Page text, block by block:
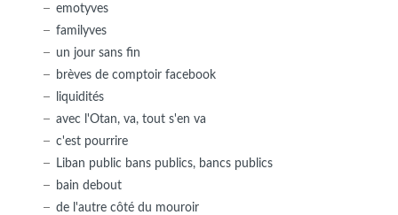
emotyves
familyves
un jour sans fin
brèves de comptoir facebook
liquidités
avec l'Otan, va, tout s'en va
c'est pourrire
Liban public bans publics, bancs publics
bain debout
de l'autre côté du mouroir